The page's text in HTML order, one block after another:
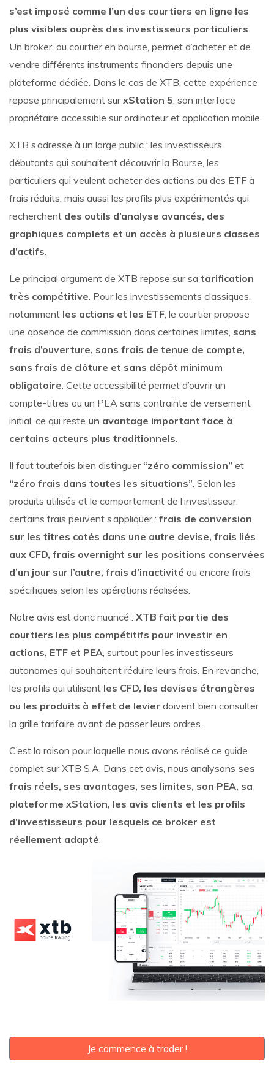
s’est imposé comme l’un des courtiers en ligne les
plus visibles auprès des investisseurs particuliers
Un broker, ou courtier en bourse, permet d’acheter et de
vendre différents instruments financiers depuis une
plateforme dédiée. Dans le cas de XTB, cette expérience
repose principalement surxStation 5 , son interface
propriétaire accessible sur ordinateur et application mobile.
XTB s’adresse à un large public : les investisseurs
débutants qui souhaitent découvrir la Bourse, les
particuliers qui veulent acheter des actions ou des ETF à
frais réduits, mais aussi les profils plus expérimentés qui
recherchent des outils d’analyse avancés, des
graphiques complets et un accès à plusieurs classes
d’actifs
Le principal argument de XTB repose sur sa tarification
très compétitive . Pour les investissements classiques,
notamment les actions et les ETF , le courtier propose
une absence de commission dans certaines limites, sans
frais d’ouverture, sans frais de tenue de compte,
sans frais de clôture et sans dépôt minimum
obligatoire . Cette accessibilité permet d’ouvrir un
compte-titres ou un PEA sans contrainte de versement
initial, ce qui reste un avantage important face à
certains acteurs plus traditionnels
Il faut toutefois bien distinguer “zéro commission” et
“zéro frais dans toutes les situations” . Selon les
produits utilisés et le comportement de l’investisseur,
certains frais peuvent s’appliquer : frais de conversion
sur les titres cotés dans une autre devise, frais liés
aux CFD, frais overnight sur les positions conservées
d’un jour sur l’autre, frais d’inactivité ou encore frais
spécifiques selon les opérations réalisées.
Notre avis est donc nuancé : XTB fait partie des
courtiers les plus compétitifs pour investir en
actions, ETF et PEA , surtout pour les investisseurs
autonomes qui souhaitent réduire leurs frais. En revanche,
les profils qui utilisent les CFD, les devises étrangères
ou les produits à effet de levier doivent bien consulter
la grille tarifaire avant de passer leurs ordres.
C’est la raison pour laquelle nous avons réalisé ce guide
complet sur XTB S.A. Dans cet avis, nous analysons ses
frais réels, ses avantages, ses limites, son PEA, sa
plateforme xStation, les avis clients et les profils
d’investisseurs pour lesquels ce broker est
réellement adapté
Je commence à trader !